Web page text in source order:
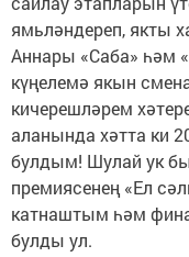
ямьләндереп, якты
Аннары «Саба» һәм
күңелемә якын
кичерешләрем
аланында хәтта ки
булдым! Шулай ук
премиясенең «Ел
катнаштым һәм
булды ул.